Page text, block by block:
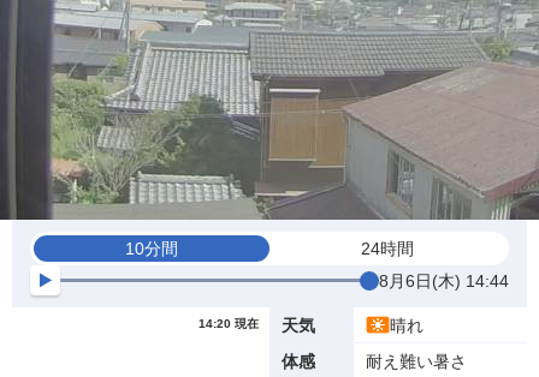
10分間
24時間
8月6日(木) 14:44
14:20 現在 天気
晴れ
体感
耐え難い暑さ